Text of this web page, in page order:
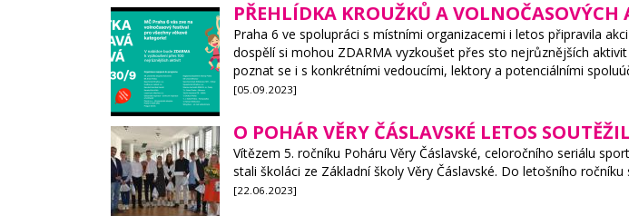
PŘEHLÍDKA KROUŽKŮ A VOLNOČASOVÝCH
Praha 6 ve spolupráci s místními organizacemi i letos připravila
dospělí si mohou ZDARMA vyzkoušet přes sto nejrůznějších
poznat se i s konkrétními vedoucími, lektory a potenciálními
[05.09.2023]
O POHÁR VĚRY ČÁSLAVSKÉ LETOS
Vítězem 5. ročníku Poháru Věry Čáslavské, celoročního seriálu
stali školáci ze Základní školy Věry Čáslavské. Do letošního
[22.06.2023]